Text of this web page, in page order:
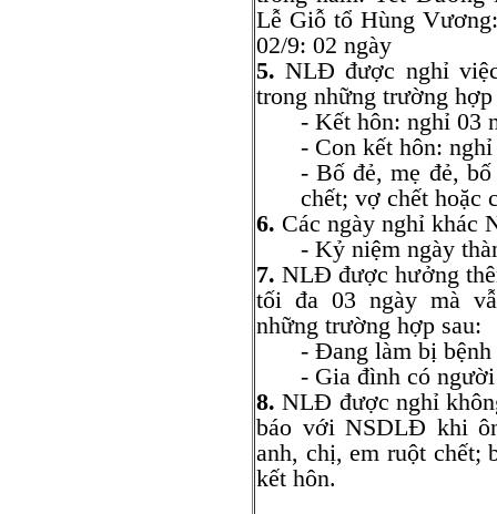
Lễ Giỗ tổ Hùng
02/9: 02 ngày
5. NLĐ được nghỉ
trong những trường hợp
- Kết hôn: nghỉ 03
- Con kết hôn:
- Bố đẻ, mẹ đẻ,
chết; vợ chết hoặc
6. Các ngày nghỉ khác
- Kỷ niệm ngày
7. NLĐ được hưởng
tối đa 03 ngày mà
những trường hợp sau:
- Đang làm bị
- Gia đình có
8. NLĐ được nghỉ
báo với NSDLĐ khi
anh, chị, em ruột chết;
kết hôn.